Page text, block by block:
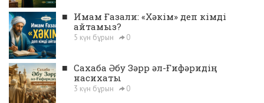
■ Имам Ғазали: «Хәкім» деп кімді
айтамыз?
5 күн бұрын 0
■ Сахаба Әбу Зәрр әл-Ғифәридің
насихаты
3 күн бұрын 0